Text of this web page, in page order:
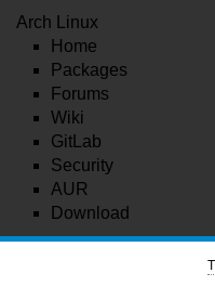
Arch Linux
Home
Packages
Forums
Wiki
GitLab
Security
AUR
Download